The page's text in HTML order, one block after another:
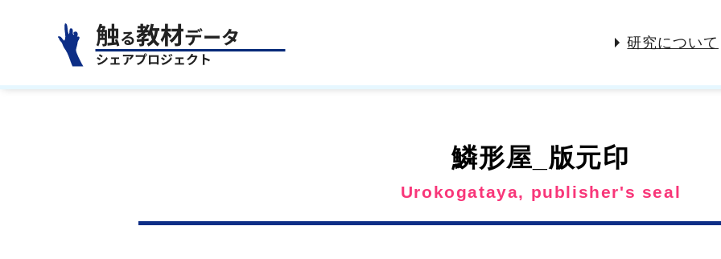
研究について
鱗形屋_版元印
Urokogataya, publisher's seal